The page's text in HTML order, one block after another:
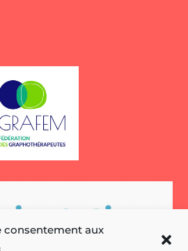
consentement aux